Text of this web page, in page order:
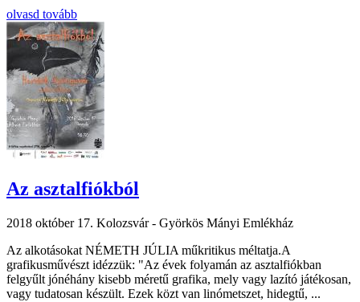
olvasd tovább
Az asztalfiókból
2018 október 17. Kolozsvár - Györkös Mányi Emlékház
Az alkotásokat NÉMETH JÚLIA műkritikus méltatja.A
grafikusművészt idézzük: "Az évek folyamán az asztalfiókban
felgyűlt jónéhány kisebb méretű grafika, mely vagy lazító játékosan,
vagy tudatosan készült. Ezek közt van linómetszet, hidegtű, ...